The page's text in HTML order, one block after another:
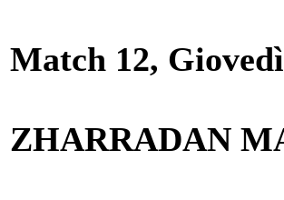
Match 12,
ZHARRADAN